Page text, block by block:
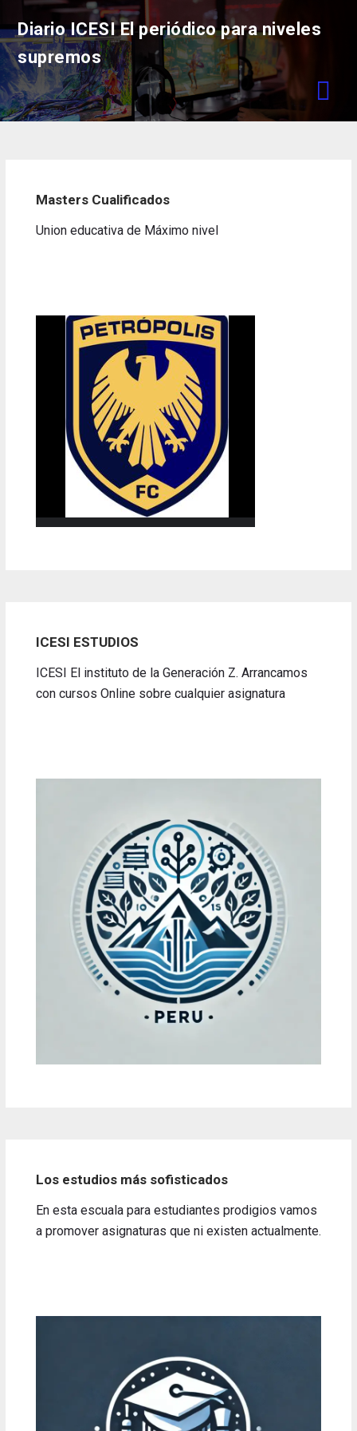
to
content
Diario ICESI El periódico para niveles
supremos
Masters Cualificados
Union educativa de Máximo nivel
ICESI ESTUDIOS
ICESI El instituto de la Generación Z. Arrancamos
con cursos Online sobre cualquier asignatura
Los estudios más sofisticados
En esta escuala para estudiantes prodigios vamos
a promover asignaturas que ni existen actualmente.